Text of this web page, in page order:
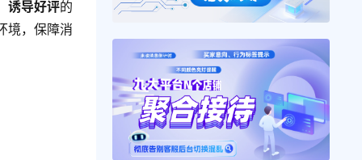
诱导好评的
境，保障消